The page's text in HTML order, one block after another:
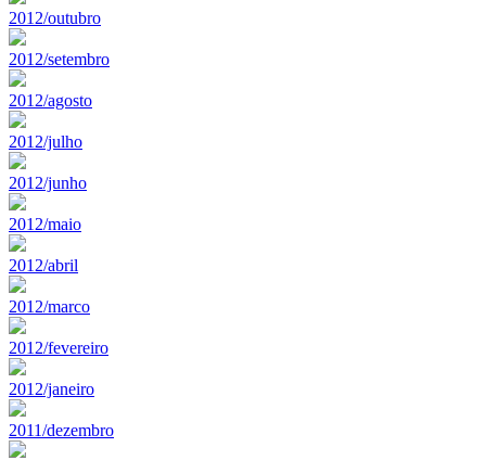
2012/outubro
2012/setembro
2012/agosto
2012/julho
2012/junho
2012/maio
2012/abril
2012/marco
2012/fevereiro
2012/janeiro
2011/dezembro